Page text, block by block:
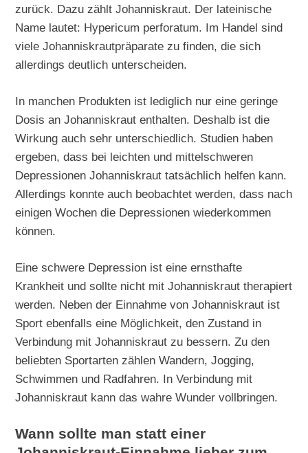
zurück. Dazu zählt Johanniskraut. Der lateinische
Name lautet: Hypericum perforatum. Im Handel sind
viele Johanniskrautpräparate zu finden, die sich
allerdings deutlich unterscheiden.
In manchen Produkten ist lediglich nur eine geringe
Dosis an Johanniskraut enthalten. Deshalb ist die
Wirkung auch sehr unterschiedlich. Studien haben
ergeben, dass bei leichten und mittelschweren
Depressionen Johanniskraut tatsächlich helfen kann.
Allerdings konnte auch beobachtet werden, dass nach
einigen Wochen die Depressionen wiederkommen
können.
Eine schwere Depression ist eine ernsthafte
Krankheit und sollte nicht mit Johanniskraut therapiert
werden. Neben der Einnahme von Johanniskraut ist
Sport ebenfalls eine Möglichkeit, den Zustand in
Verbindung mit Johanniskraut zu bessern. Zu den
beliebten Sportarten zählen Wandern, Jogging,
Schwimmen und Radfahren. In Verbindung mit
Johanniskraut kann das wahre Wunder vollbringen.
Wann sollte man statt einer